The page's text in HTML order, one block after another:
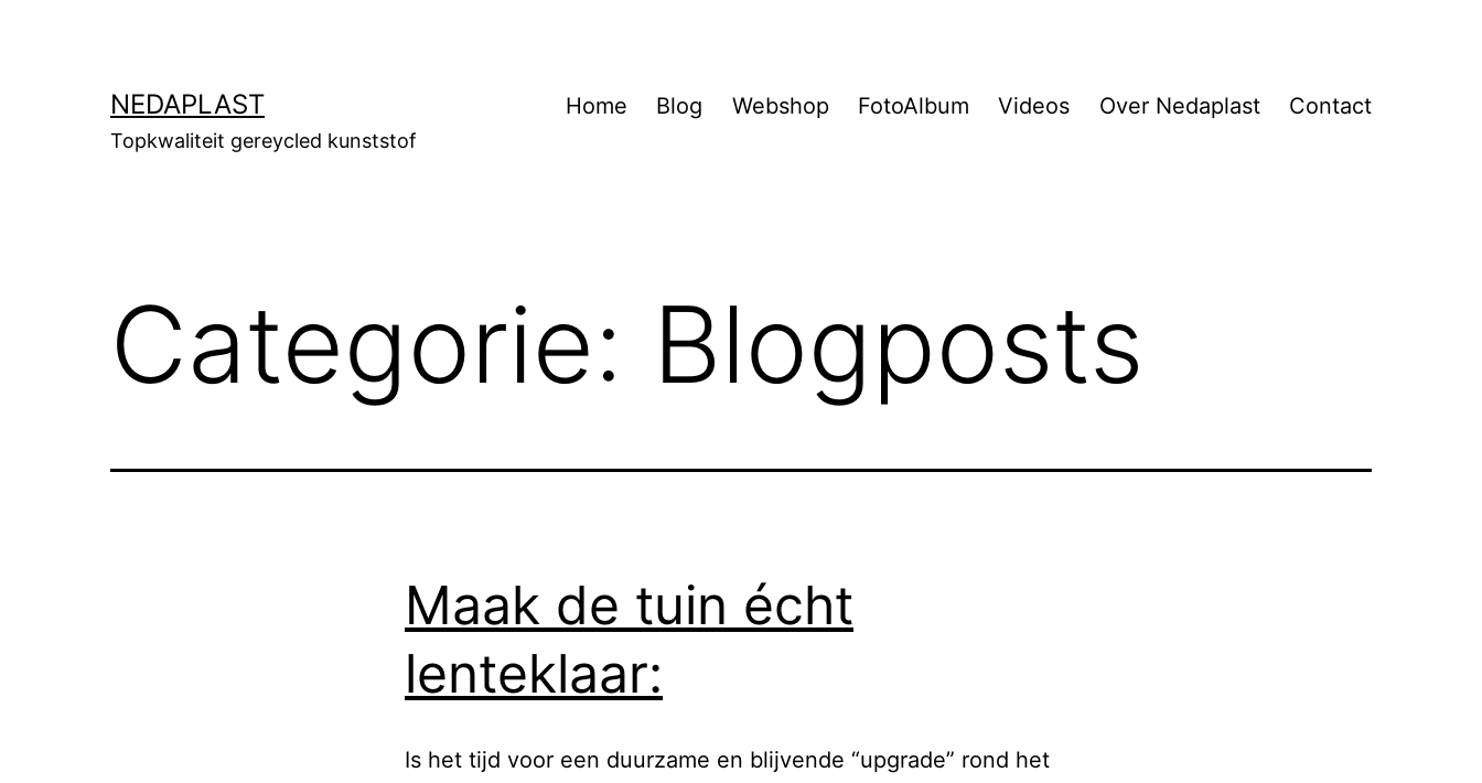
NEDAPLAST
Topkwaliteit gereycled kunststof
Home Blog Webshop FotoAlbum Videos Over Nedaplast Contact
Categorie: Blogposts
Maak de tuin écht
lenteklaar:
Is het tijd voor een duurzame en blijvende “upgrade” rond het